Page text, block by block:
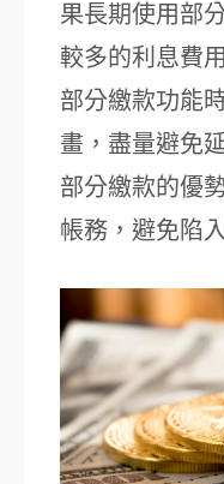
果長期使用部
較多的利息費
部分繳款功能
畫，盡量避免
部分繳款的優
帳務，避免陷